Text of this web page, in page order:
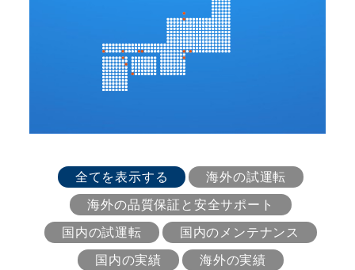
全てを表示する
海外の試運転
海外の品質保証と安全サポート
国内の試運転
国内のメンテナンス
国内の実績
海外の実績